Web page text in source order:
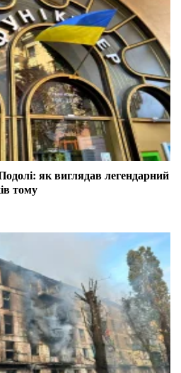
як виглядав легендарний
тому